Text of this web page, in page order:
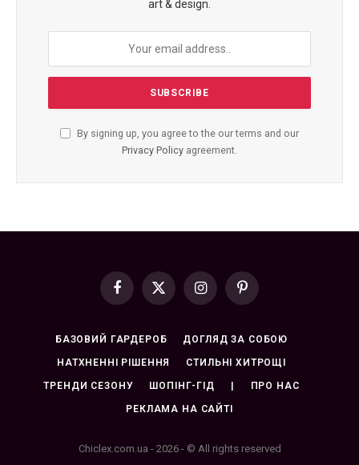
art & design.
By signing up, you agree to the our terms and our
Privacy Policy agreement.
Facebook
X
InstagramPinterest
БАЗОВИЙ ГАРДЕРОБ ДОГЛЯД ЗА СОБОЮ
НАТХНЕННІ РІШЕННЯ СТИЛЬНІ ХИТРОЩІ
ТРЕНДИ СЕЗОНУ ШОПІНГ-ГІД | ПРО НАС
РЕКЛАМА НА САЙТІ
Chiclex.com.ua - 2026 - © All rights reserved